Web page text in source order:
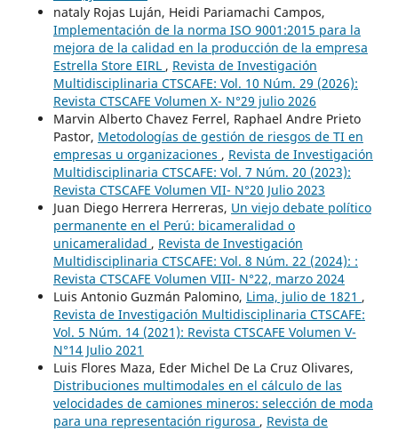
nataly Rojas Luján, Heidi Pariamachi Campos,
Implementación de la norma ISO 9001:2015 para la
mejora de la calidad en la producción de la empresa
Estrella Store EIRL , Revista de Investigación
Multidisciplinaria CTSCAFE: Vol. 10 Núm. 29 (2026):
Revista CTSCAFE Volumen X- N°29 julio 2026
Marvin Alberto Chavez Ferrel, Raphael Andre Prieto
Pastor, Metodologías de gestión de riesgos de TI en
empresas u organizaciones , Revista de Investigación
Multidisciplinaria CTSCAFE: Vol. 7 Núm. 20 (2023):
Revista CTSCAFE Volumen VII- N°20 Julio 2023
Juan Diego Herrera Herreras, Un viejo debate político
permanente en el Perú: bicameralidad o
unicameralidad , Revista de Investigación
Multidisciplinaria CTSCAFE: Vol. 8 Núm. 22 (2024): :
Revista CTSCAFE Volumen VIII- N°22, marzo 2024
Luis Antonio Guzmán Palomino, Lima, julio de 1821 ,
Revista de Investigación Multidisciplinaria CTSCAFE:
Vol. 5 Núm. 14 (2021): Revista CTSCAFE Volumen V-
N°14 Julio 2021
Luis Flores Maza, Eder Michel De La Cruz Olivares,
Distribuciones multimodales en el cálculo de las
velocidades de camiones mineros: selección de moda
para una representación rigurosa , Revista de